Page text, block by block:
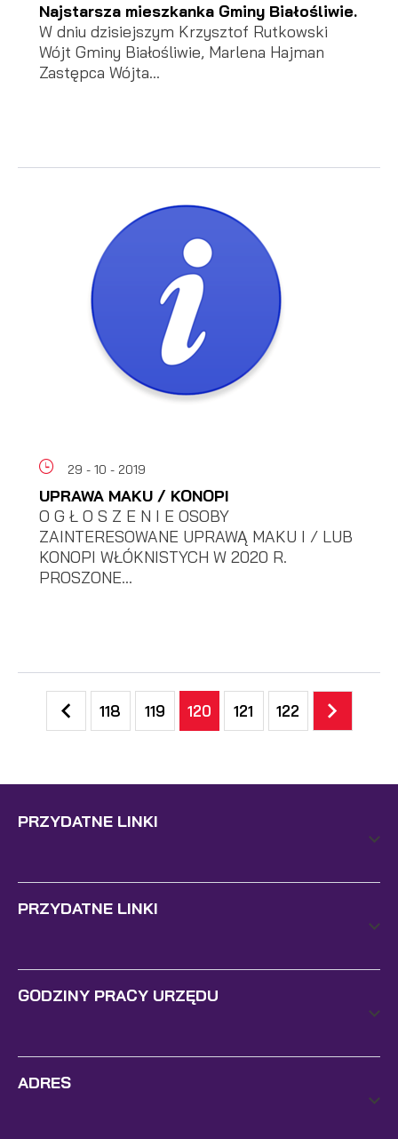
Najstarsza mieszkanka Gminy Białośliwie.
W dniu dzisiejszym Krzysztof Rutkowski
Wójt Gminy Białośliwie, Marlena Hajman
Zastępca Wójta...
29 - 10 - 2019
UPRAWA MAKU / KONOPI
O G Ł O S Z E N I E OSOBY
ZAINTERESOWANE UPRAWĄ MAKU I / LUB
KONOPI WŁÓKNISTYCH W 2020 R.
PROSZONE...
118 119 120 121 122
PRZYDATNE LINKI
PRZYDATNE LINKI
GODZINY PRACY URZĘDU
ADRES